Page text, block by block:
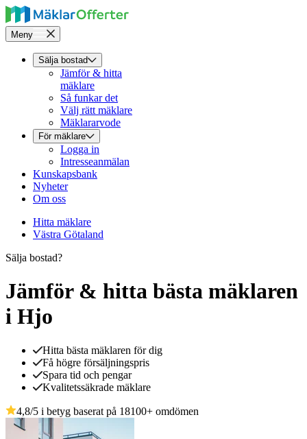
Meny
Sälja bostad
Jämför & hitta
mäklare
Så funkar det
Välj rätt mäklare
Mäklararvode
För mäklare
Logga in
Intresseanmälan
Kunskapsbank
Nyheter
Om oss
Hitta mäklare
Västra Götaland
Sälja bostad?
Jämför & hitta bästa mäklaren
i Hjo
Hitta bästa mäklaren för dig
Få högre försäljningspris
Spara tid och pengar
Kvalitetssäkrade mäklare
4,8/5 i betyg baserat på 18100+ omdömen